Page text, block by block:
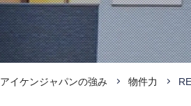
アイケンジャパンの強み 物件力